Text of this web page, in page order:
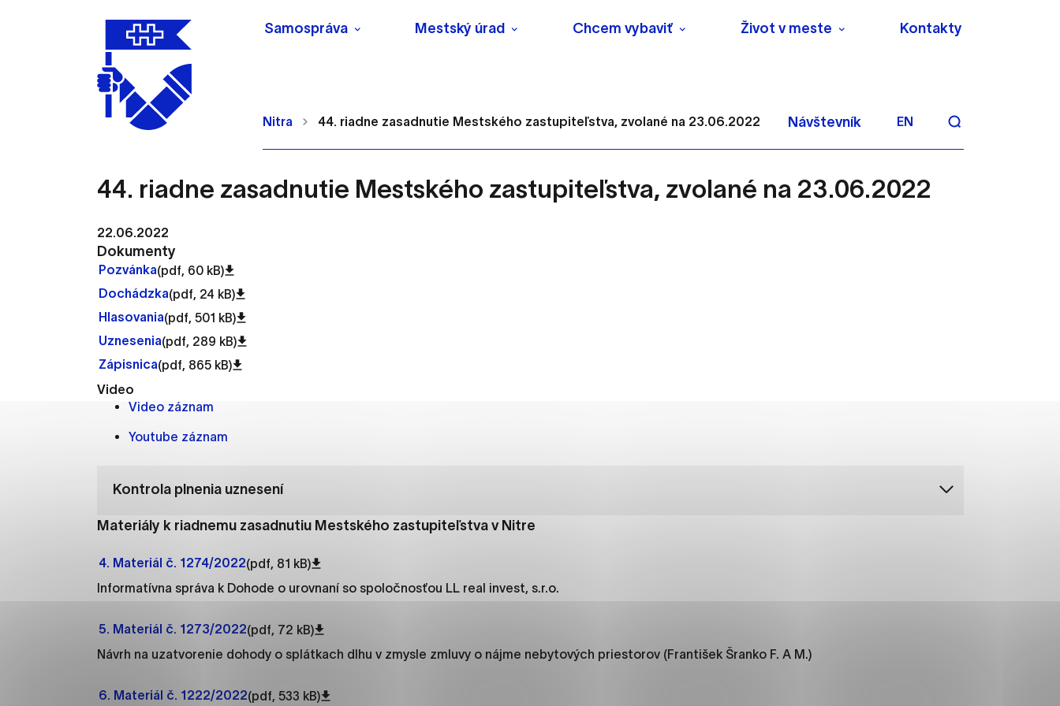
Samospráva Mestský úrad Chcem vybaviť Život v meste Kontakty
Nitra 44. riadne zasadnutie Mestského zastupiteľstva, zvolané na 23.06.2022 Návštevník EN
44. riadne zasadnutie Mestského zastupiteľstva, zvolané na 23.06.2022
22.06.2022
Dokumenty
Pozvánka(pdf, 60 kB)
Dochádzka(pdf, 24 kB)
Hlasovania(pdf, 501 kB)
Uznesenia(pdf, 289 kB)
Zápisnica(pdf, 865 kB)
Video
Video záznam
Youtube záznam
Kontrola plnenia uznesení
Materiály k riadnemu zasadnutiu Mestského zastupiteľstva v Nitre
4. Materiál č. 1274/2022(pdf, 81 kB)
Informatívna správa k Dohode o urovnaní so spoločnosťou LL real invest, s.r.o.
5. Materiál č. 1273/2022(pdf, 72 kB)
Návrh na uzatvorenie dohody o splátkach dlhu v zmysle zmluvy o nájme nebytových priestorov (František Šranko F. A M.)
6. Materiál č. 1222/2022(pdf, 533 kB)
Používajú sa napríklad k tomu, aby si webový prehliadač zapamätoval Vaše prihlásenie alebo aby sa uložila
Vaša voľba v tomto okne.
Vyberte úroveň cookies, ktorú chcete povoliť
Technické cookies
že umožňujú základné funkcie, ako je navigácia na stránke a prístup k zabezpečeným oblastiam webovej
Analytické cookies pomáhajú prevádzkovateľovi stránok pochopiť, ako návštevníci stránok stránku používajú,
možné ich spojiť s konkrétnou osobou.